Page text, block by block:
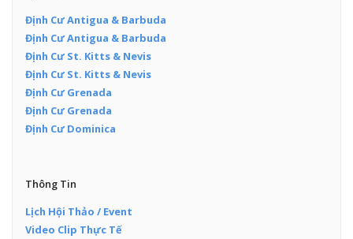
Định Cư Antigua & Barbuda
Định Cư Antigua & Barbuda
Định Cư St. Kitts & Nevis
Định Cư St. Kitts & Nevis
Định Cư Grenada
Định Cư Grenada
Định Cư Dominica
Thông Tin
Lịch Hội Thảo / Event
Video Clip Thực Tế